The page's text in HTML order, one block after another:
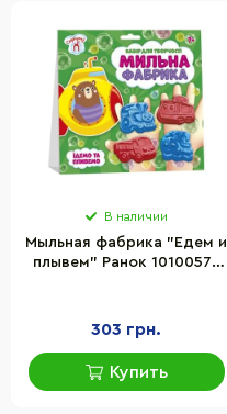
В наличии
Мыльная фабрика "Едем и
плывем" Ранок 10100577
303 грн.
Купить